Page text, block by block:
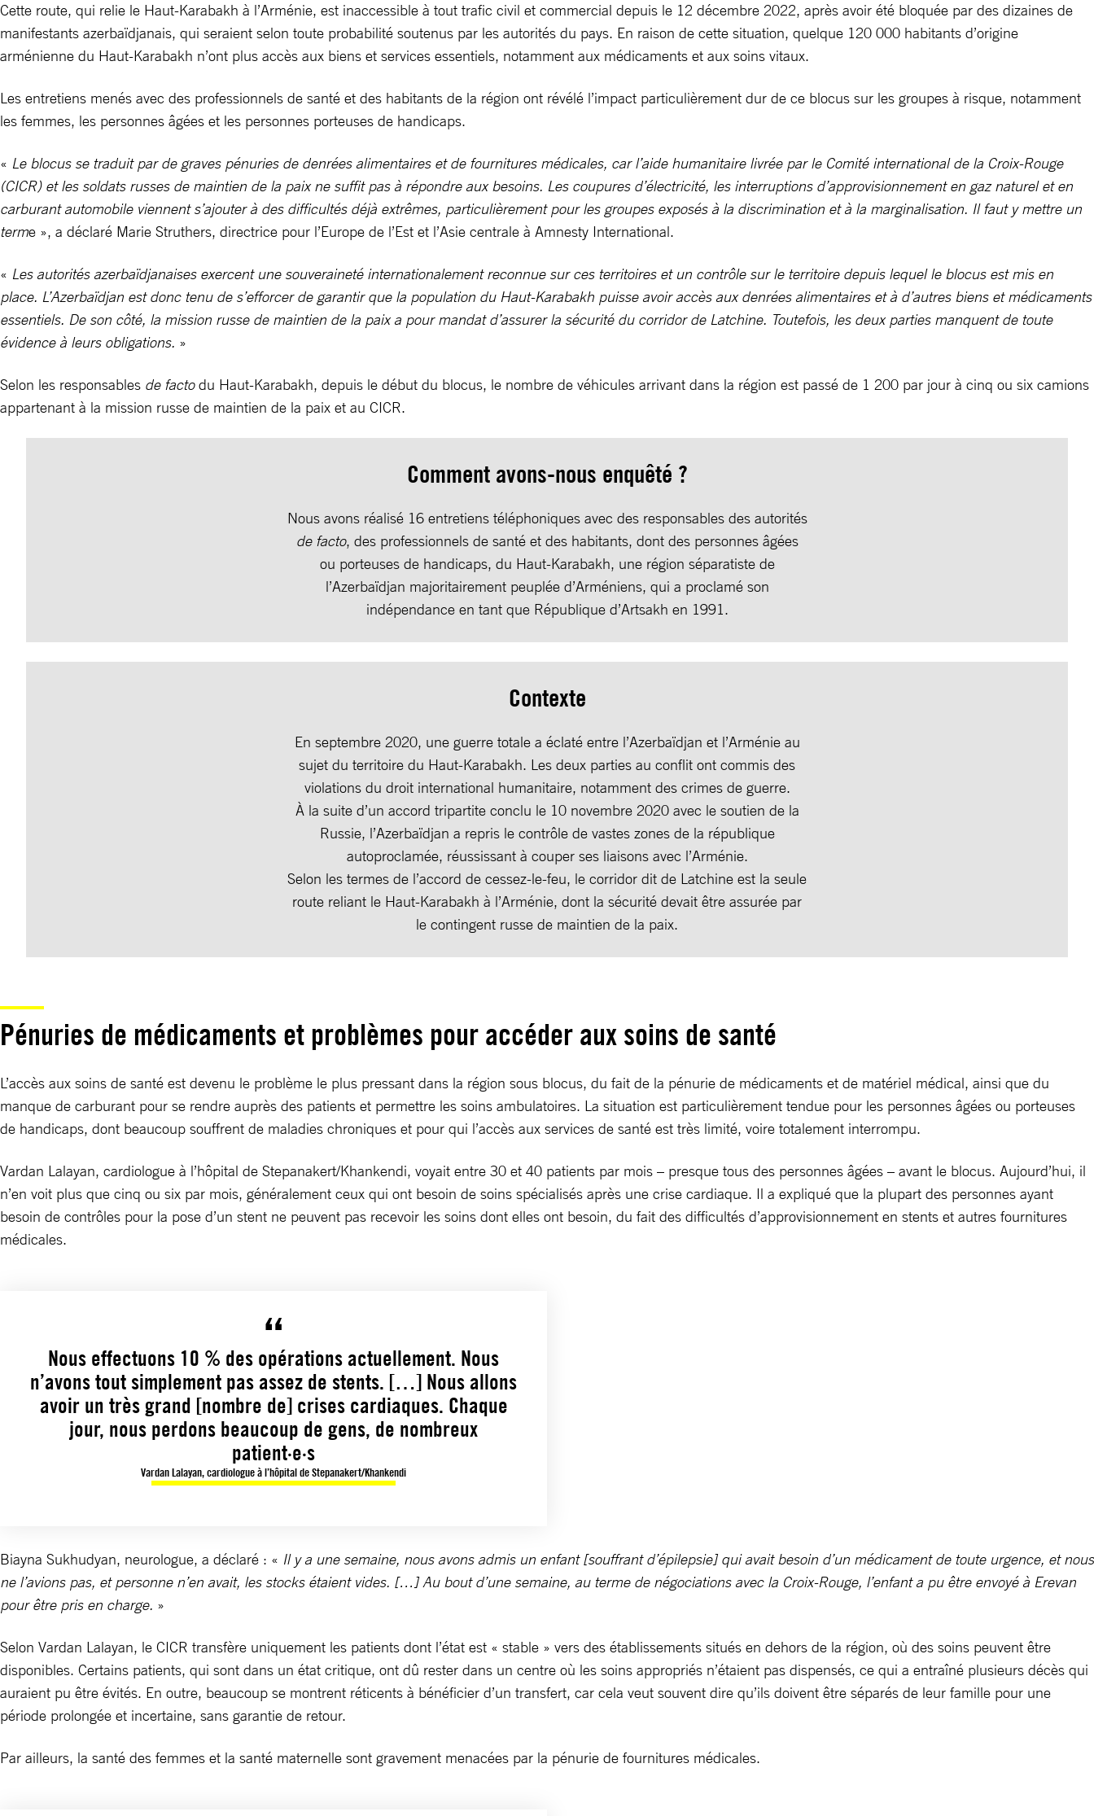
Cette route, qui relie le Haut-Karabakh à l’Arménie, est inaccessible à tout trafic civil et commercial depuis le 12 décembre 2022, après avoir été bloquée par des dizaines de
manifestants azerbaïdjanais, qui seraient selon toute probabilité soutenus par les autorités du pays. En raison de cette situation, quelque 120 000 habitants d’origine
arménienne du Haut-Karabakh n’ont plus accès aux biens et services essentiels, notamment aux médicaments et aux soins vitaux.
Les entretiens menés avec des professionnels de santé et des habitants de la région ont révélé l’impact particulièrement dur de ce blocus sur les groupes à risque, notamment
les femmes, les personnes âgées et les personnes porteuses de handicaps.
« Le blocus se traduit par de graves pénuries de denrées alimentaires et de fournitures médicales, car l’aide humanitaire livrée par le Comité international de la Croix-Rouge
(CICR) et les soldats russes de maintien de la paix ne suffit pas à répondre aux besoins. Les coupures d’électricité, les interruptions d’approvisionnement en gaz naturel et en
carburant automobile viennent s’ajouter à des difficultés déjà extrêmes, particulièrement pour les groupes exposés à la discrimination et à la marginalisation. Il faut y mettre un
terme », a déclaré Marie Struthers, directrice pour l’Europe de l’Est et l’Asie centrale à Amnesty International.
« Les autorités azerbaïdjanaises exercent une souveraineté internationalement reconnue sur ces territoires et un contrôle sur le territoire depuis lequel le blocus est mis en
place. L’Azerbaïdjan est donc tenu de s’efforcer de garantir que la population du Haut-Karabakh puisse avoir accès aux denrées alimentaires et à d’autres biens et médicaments
essentiels. De son côté, la mission russe de maintien de la paix a pour mandat d’assurer la sécurité du corridor de Latchine. Toutefois, les deux parties manquent de toute
évidence à leurs obligations. »
Selon les responsables de factodu Haut-Karabakh, depuis le début du blocus, le nombre de véhicules arrivant dans la région est passé de 1 200 par jour à cinq ou six camions
appartenant à la mission russe de maintien de la paix et au CICR.
Comment avons-nous enquêté ?
Nous avons réalisé 16 entretiens téléphoniques avec des responsables des autorités
de facto, des professionnels de santé et des habitants, dont des personnes âgées
ou porteuses de handicaps, du Haut-Karabakh, une région séparatiste de
l’Azerbaïdjan majoritairement peuplée d’Arméniens, qui a proclamé son
indépendance en tant que République d’Artsakh en 1991.
Contexte
En septembre 2020, une guerre totale a éclaté entre l’Azerbaïdjan et l’Arménie au
sujet du territoire du Haut-Karabakh. Les deux parties au conflit ont commis des
violations du droit international humanitaire, notamment des crimes de guerre.
À la suite d’un accord tripartite conclu le 10 novembre 2020 avec le soutien de la
Russie, l’Azerbaïdjan a repris le contrôle de vastes zones de la république
autoproclamée, réussissant à couper ses liaisons avec l’Arménie.
Selon les termes de l’accord de cessez-le-feu, le corridor dit de Latchine est la seule
route reliant le Haut-Karabakh à l’Arménie, dont la sécurité devait être assurée par
le contingent russe de maintien de la paix.
Pénuries de médicaments et problèmes pour accéder aux soins de santé
L’accès aux soins de santé est devenu le problème le plus pressant dans la région sous blocus, du fait de la pénurie de médicaments et de matériel médical, ainsi que du
manque de carburant pour se rendre auprès des patients et permettre les soins ambulatoires. La situation est particulièrement tendue pour les personnes âgées ou porteuses
de handicaps, dont beaucoup souffrent de maladies chroniques et pour qui l’accès aux services de santé est très limité, voire totalement interrompu.
Vardan Lalayan, cardiologue à l’hôpital de Stepanakert/Khankendi, voyait entre 30 et 40 patients par mois – presque tous des personnes âgées – avant le blocus. Aujourd’hui, il
n’en voit plus que cinq ou six par mois, généralement ceux qui ont besoin de soins spécialisés après une crise cardiaque. Il a expliqué que la plupart des personnes ayant
besoin de contrôles pour la pose d’un stent ne peuvent pas recevoir les soins dont elles ont besoin, du fait des difficultés d’approvisionnement en stents et autres fournitures
médicales.
Nous effectuons 10 % des opérations actuellement. Nous
n’avons tout simplement pas assez de stents. […] Nous allons
avoir un très grand [nombre de] crises cardiaques. Chaque
jour, nous perdons beaucoup de gens, de nombreux
patient·e·s
Vardan Lalayan, cardiologue à l’hôpital de Stepanakert/Khankendi
Biayna Sukhudyan, neurologue, a déclaré : « Il y a une semaine, nous avons admis un enfant [souffrant d’épilepsie] qui avait besoin d’un médicament de toute urgence, et nous
ne l’avions pas, et personne n’en avait, les stocks étaient vides. […] Au bout d’une semaine, au terme de négociations avec la Croix-Rouge, l’enfant a pu être envoyé à Erevan
pour être pris en charge. »
Selon Vardan Lalayan, le CICR transfère uniquement les patients dont l’état est « stable » vers des établissements situés en dehors de la région, où des soins peuvent être
disponibles. Certains patients, qui sont dans un état critique, ont dû rester dans un centre où les soins appropriés n’étaient pas dispensés, ce qui a entraîné plusieurs décès qui
auraient pu être évités. En outre, beaucoup se montrent réticents à bénéficier d’un transfert, car cela veut souvent dire qu’ils doivent être séparés de leur famille pour une
période prolongée et incertaine, sans garantie de retour.
Par ailleurs, la santé des femmes et la santé maternelle sont gravement menacées par la pénurie de fournitures médicales.